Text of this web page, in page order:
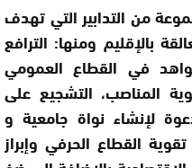
من التدابير التي تهدف
بالإقليم ومنها: الترافع
في القطاع العمومي
المناصب، التشجيع على
لإنشاء نواة جامعية و
القطاع الحرفي وإبراز